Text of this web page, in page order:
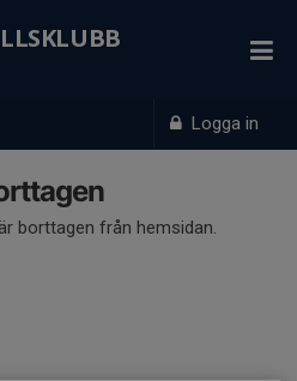
Logga in
borttagen från hemsidan.